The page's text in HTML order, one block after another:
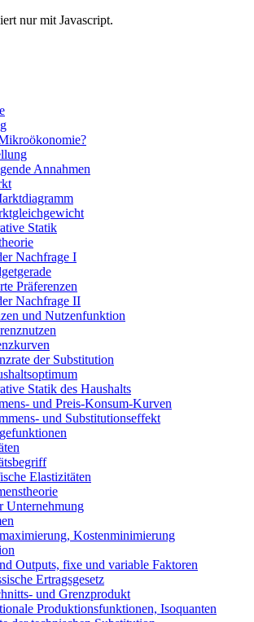
nur mit Javascript.
Annahmen
Statik
Nachfrage I
Präferenzen
Nachfrage II
und Nutzenfunktion
der Substitution
Statik des Haushalts
und Preis-Konsum-Kurven
und Substitutionseffekt
Elastizitäten
Unternehmung
Kostenminimierung
Outputs, fixe und variable Faktoren
Ertragsgesetz
und Grenzprodukt
Produktionsfunktionen, Isoquanten